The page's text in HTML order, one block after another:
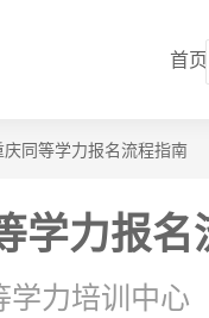
首页
庆同等学力报名流程指南
学力报名
学力培训中心